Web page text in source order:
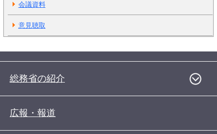
会議資料
意見聴取
総務省の紹介
広報・報道